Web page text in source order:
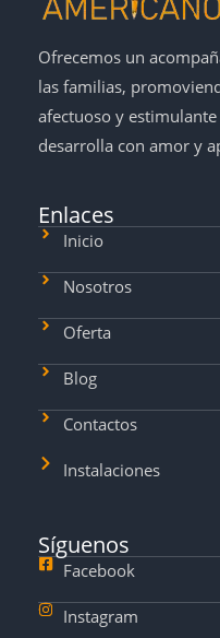
Ofrecemos un
las familias,
afectuoso y
desarrolla con amor y
Enlaces
Inicio
Nosotros
Oferta
Blog
Contactos
Instalaciones
Síguenos
Facebook
Instagram